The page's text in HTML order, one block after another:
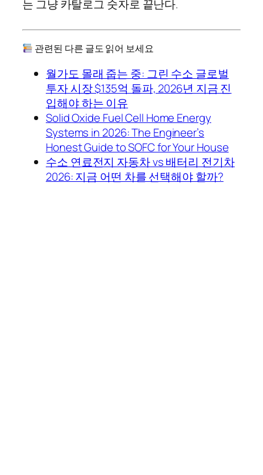
는 그냥 카탈로그 숫자로 끝난다.
관련된 다른 글도 읽어 보세요
월가도 몰래 줍는 중: 그린 수소 글로벌
투자 시장 $135억 돌파, 2026년 지금 진
입해야 하는 이유
Solid Oxide Fuel Cell Home Energy
Systems in 2026: The Engineer’s
Honest Guide to SOFC for Your House
수소 연료전지 자동차 vs 배터리 전기차
2026: 지금 어떤 차를 선택해야 할까?